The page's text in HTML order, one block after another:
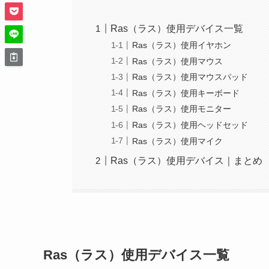
Ras（ラス）使用デバイス一覧
Ras（ラス）使用イヤホン
Ras（ラス）使用マウス
Ras（ラス）使用マウスパッド
Ras（ラス）使用キーボード
Ras（ラス）使用モニター
Ras（ラス）使用ヘッドセッド
Ras（ラス）使用マイク
Ras（ラス）使用デバイス｜まとめ
Ras（ラス）使用デバイス一覧